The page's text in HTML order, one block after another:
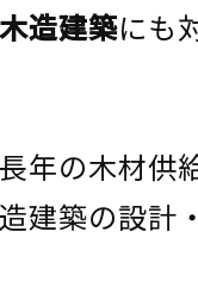
造建築にも
年の木材供
建築の設計